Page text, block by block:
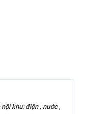
nội khu: điện , nước ,